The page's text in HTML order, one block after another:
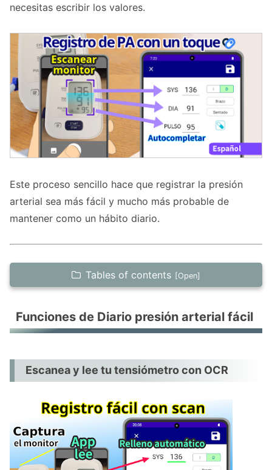
necesitas escribir los valores.
Este proceso sencillo hace que registrar la presión
arterial sea más fácil y mucho más probable de
mantener como un hábito diario.
Tables of contents
Escanea y lee tu tensiómetro con OCR
Compatible con muchas marcas de
Registra múltiples mediciones cuando te
Sigue y analiza las tendencias de tu presión
Registro flexible con datos adicionales
Integración con Health Connect
Funciones de Diario presión arterial fácil
Escanea y lee tu tensiómetro con OCR